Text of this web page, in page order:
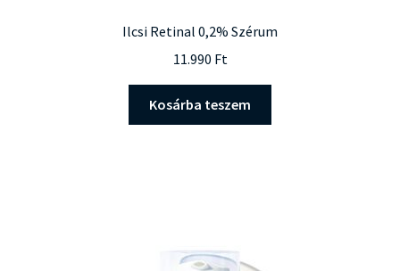
Ilcsi Retinal 0,2% Szérum
11.990 Ft
Kosárba teszem